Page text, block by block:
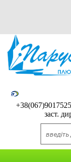
заст.